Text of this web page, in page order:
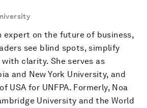
expert on the future of business,
see blind spots, simplify
clarity. She serves as
and New York University, and
USA for UNFPA. Formerly, Noa
University and the World